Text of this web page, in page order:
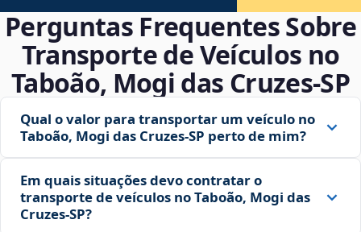
Perguntas Frequentes Sobre
Transporte de Veículos no
Taboão, Mogi das Cruzes‑SP
Qual o valor para transportar um veículo no
Taboão, Mogi das Cruzes‑SP perto de mim?
Em quais situações devo contratar o
transporte de veículos no Taboão, Mogi das
Cruzes‑SP?